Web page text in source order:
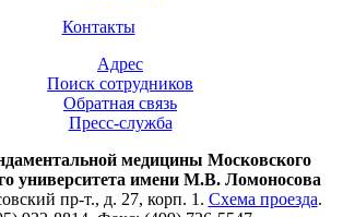
Контакты
Адрес
Поиск сотрудников
Обратная связь
Пресс-служба
медицины Московского
университета имени М.В. Ломоносова
пр-т., д. 27, корп. 1. Схема проезда.